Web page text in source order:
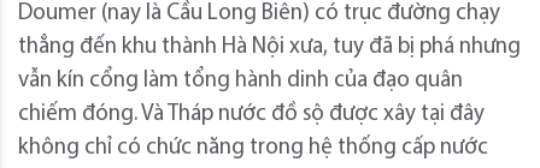
Doumer (nay là Cầu Long Biên) có trục đường chạy
thẳng đến khu thành Hà Nội xưa, tuy đã bị phá nhưng
vẫn kín cổng làm tổng hành dinh của đạo quân
chiếm đóng. Và Tháp nước đồ sộ được xây tại đây
không chỉ có chức năng trong hệ thống cấp nước